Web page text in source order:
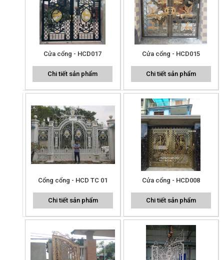
Cửa cổng - HCD017
Chi tiết sản phẩm
Cửa cổng - HCD015
Chi tiết sản phẩm
Cổng cổng - HCD TC 01
Chi tiết sản phẩm
Cửa cổng - HCD008
Chi tiết sản phẩm